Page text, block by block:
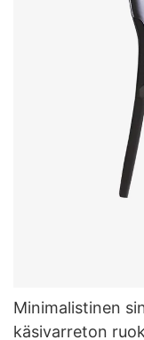
Minimalistinen
käsivarreton